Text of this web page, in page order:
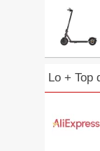
Lo + Top